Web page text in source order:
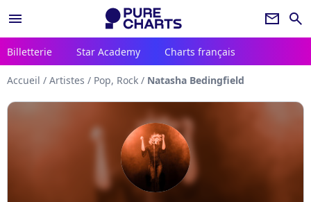
menu newsletter search
Billetterie Star Academy Charts français
Accueil / Artistes / Pop, Rock / Natasha Bedingfield